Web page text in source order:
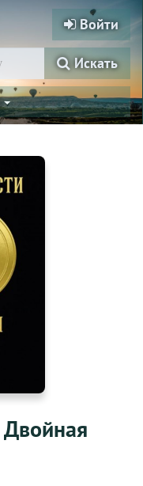
Войти
Искать